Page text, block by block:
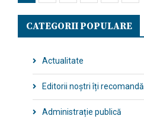
CATEGORII POPULARE
Actualitate
Editorii noștri îți recomandă
Administrație publică